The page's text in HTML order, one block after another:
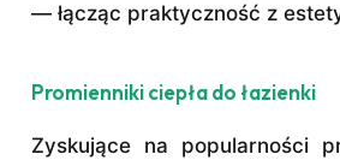
— łącząc praktyczność z
Promienniki ciepła do łazienki
Zyskujące na popularności